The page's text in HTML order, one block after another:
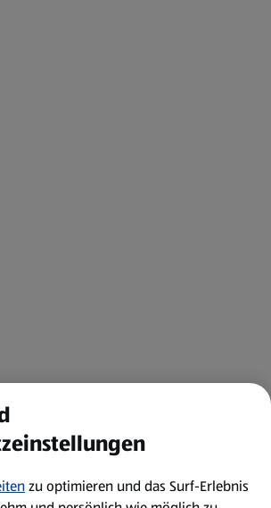
zu optimieren und das Surf-Erlebnis